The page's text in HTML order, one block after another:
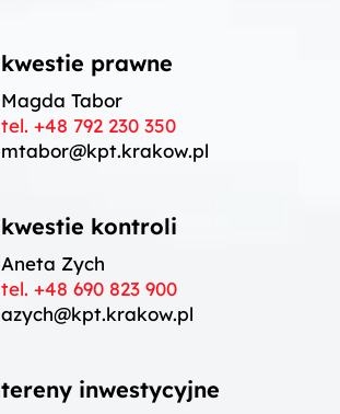
kwestie prawne
Magda Tabor
tel.+48 792 230 350
mtabor@kpt.krakow.pl
kwestie kontroli
Aneta Zych
tel. +48 690 823 900
azych@kpt.krakow.pl
tereny inwestycyjne